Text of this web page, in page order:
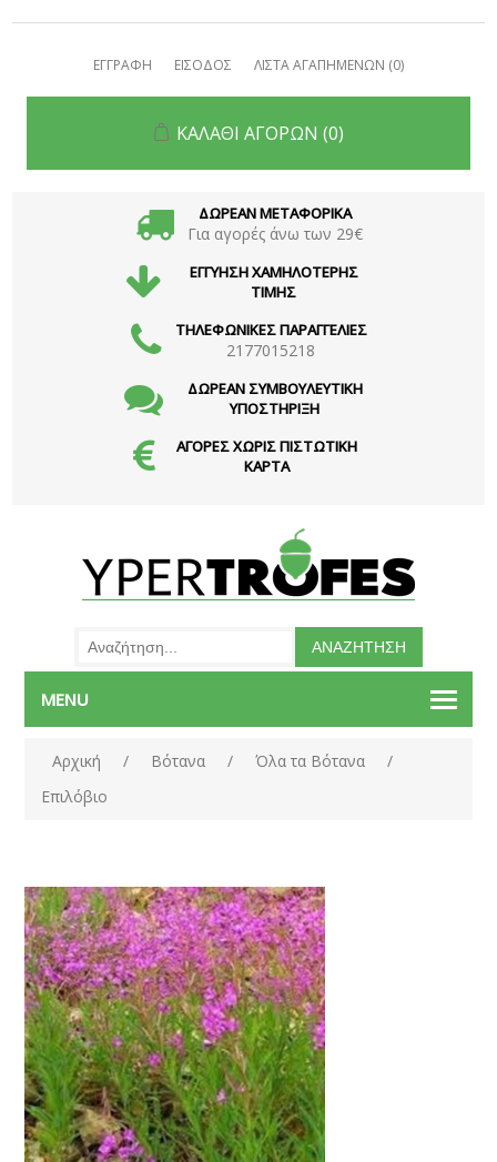
ΕΓΓΡΑΦΗ ΕΙΣΟΔΟΣ ΛΙΣΤΑ ΑΓΑΠΗΜΕΝΩΝ (0)
ΚΑΛΑΘΙ ΑΓΟΡΩΝ (0)
ΔΩΡΕΑΝ ΜΕΤΑΦΟΡΙΚΑ
Για αγορές άνω των 29€
ΕΓΓΥΗΣΗ ΧΑΜΗΛΟΤΕΡΗΣ
ΤΙΜΗΣ
ΤΗΛΕΦΩΝΙΚΕΣ ΠΑΡΑΓΓΕΛΙΕΣ
2177015218
ΔΩΡΕΑΝ ΣΥΜΒΟΥΛΕΥΤΙΚΗ
ΥΠΟΣΤΗΡΙΞΗ
ΑΓΟΡΕΣ ΧΩΡΙΣ ΠΙΣΤΩΤΙΚΗ
ΚΑΡΤΑ
MENU
Αρχική / Βότανα / Όλα τα Βότανα
/
Επιλόβιο